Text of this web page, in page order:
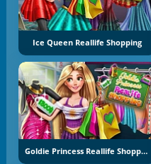
Ice Queen Reallife Shopping
Goldie Princess Reallife Shopping